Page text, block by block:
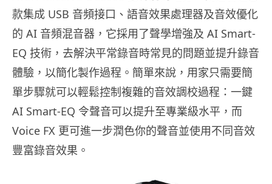
款集成 USB 音頻接口、語音效果處理器及音效優化
的 AI 音頻混音器，它採用了聲學增強及 AI Smart-
EQ 技術，去解決平常錄音時常見的問題並提升錄音
體驗，以簡化製作過程。簡單來說，用家只需要簡
單步驟就可以輕鬆控制複雜的音效調校過程：一鍵
AI Smart-EQ 令聲音可以提升至專業級水平，而
Voice FX 更可進一步潤色你的聲音並使用不同音效
豐富錄音效果。